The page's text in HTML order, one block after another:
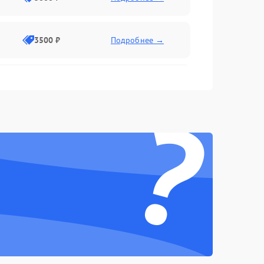
3500 ₽ Подробнее →
2000 ₽ Подробнее →
Подробнее →
Подробнее →
?